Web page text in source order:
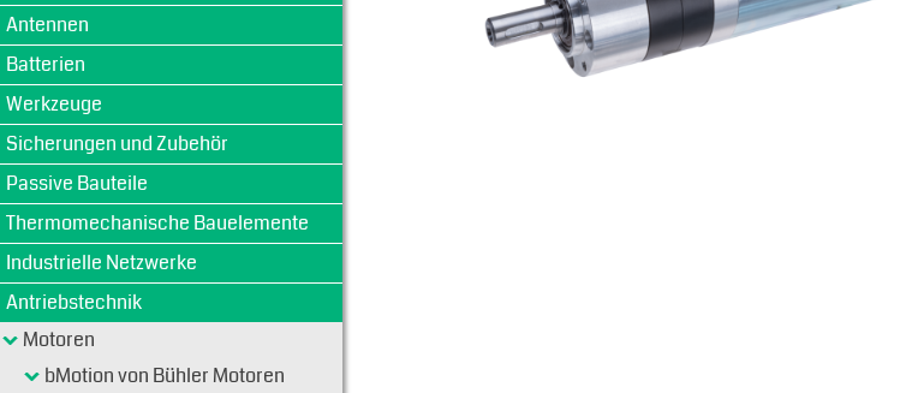
Antennen
Batterien
Werkzeuge
Sicherungen und Zubehör
Passive Bauteile
Thermomechanische Bauelemente
Industrielle Netzwerke
Antriebstechnik
Motoren
bMotion von Bühler Motoren